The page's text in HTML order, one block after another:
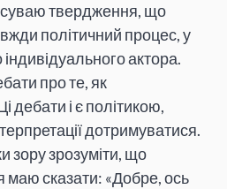
твердження, що
політичний процес, у
індивідуального актора.
про те, як
дебати і є політикою,
дотримуватися.
зору зрозуміти, що
я маю сказати: «Добре, ось